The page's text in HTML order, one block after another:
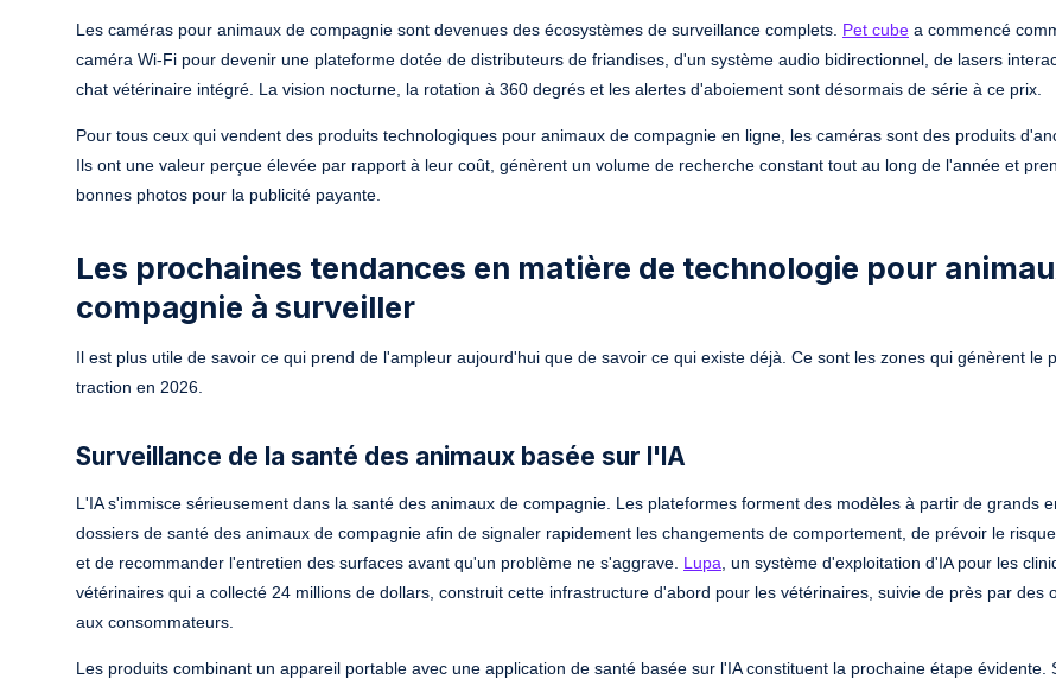
Les caméras pour animaux de compagnie sont devenues des écosystèmes de surveillance complets. Pet cube a commencé
caméra Wi-Fi pour devenir une plateforme dotée de distributeurs de friandises, d'un système audio bidirectionnel, de lasers
chat vétérinaire intégré. La vision nocturne, la rotation à 360 degrés et les alertes d'aboiement sont désormais de série à ce prix.
Pour tous ceux qui vendent des produits technologiques pour animaux de compagnie en ligne, les caméras sont des produits
Ils ont une valeur perçue élevée par rapport à leur coût, génèrent un volume de recherche constant tout au long de l'année et
bonnes photos pour la publicité payante.
Les prochaines tendances en matière de technologie pour
compagnie à surveiller
Il est plus utile de savoir ce qui prend de l'ampleur aujourd'hui que de savoir ce qui existe déjà. Ce sont les zones qui génèrent le
traction en 2026.
Surveillance de la santé des animaux basée sur l'IA
L'IA s'immisce sérieusement dans la santé des animaux de compagnie. Les plateformes forment des modèles à partir de grands
dossiers de santé des animaux de compagnie afin de signaler rapidement les changements de comportement, de prévoir le
et de recommander l'entretien des surfaces avant qu'un problème ne s'aggrave. Lupa , un système d'exploitation d'IA pour les
vétérinaires qui a collecté 24 millions de dollars, construit cette infrastructure d'abord pour les vétérinaires, suivie de près par des
aux consommateurs.
Les produits combinant un appareil portable avec une application de santé basée sur l'IA constituent la prochaine étape évidente.